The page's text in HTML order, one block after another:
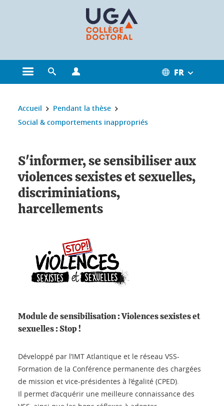
Ouvrir le menu principal
Ouvrir le moteur de recherche FR
Vous êtes ici :
Accueil
Pendant la thèse
Social & comportements inappropriés
S'informer, se sensibiliser aux
violences sexistes et sexuelles,
discriminiations,
harcellements
Module de sensibilisation : Violences sexistes et
sexuelles : Stop !
Développé par l’IMT Atlantique et le réseau VSS-
Formation de la Conférence permanente des chargées
de mission et vice-présidentes à l’égalité (CPED).
Il permet d’acquérir une meilleure connaissance des